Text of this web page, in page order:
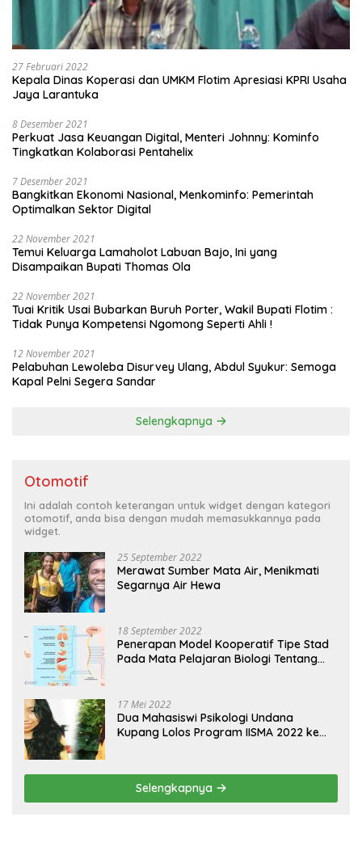
27 Februari 2022
Kepala Dinas Koperasi dan UMKM Flotim Apresiasi KPRI Usaha
Jaya Larantuka
8 Desember 2021
Perkuat Jasa Keuangan Digital, Menteri Johnny: Kominfo
Tingkatkan Kolaborasi Pentahelix
7 Desember 2021
Bangkitkan Ekonomi Nasional, Menkominfo: Pemerintah
Optimalkan Sektor Digital
22 November 2021
Temui Keluarga Lamaholot Labuan Bajo, Ini yang
Disampaikan Bupati Thomas Ola
22 November 2021
Tuai Kritik Usai Bubarkan Buruh Porter, Wakil Bupati Flotim :
Tidak Punya Kompetensi Ngomong Seperti Ahli !
12 November 2021
Pelabuhan Lewoleba Disurvey Ulang, Abdul Syukur: Semoga
Kapal Pelni Segera Sandar
Selengkapnya
Otomotif
Ini adalah contoh keterangan untuk widget dengan kategori
otomotif, anda bisa dengan mudah memasukkannya pada
widget.
25 September 2022
Merawat Sumber Mata Air, Menikmati
Segarnya Air Hewa
18 September 2022
Penerapan Model Kooperatif Tipe Stad
Pada Mata Pelajaran Biologi Tentang
17 Mei 2022
Dua Mahasiswi Psikologi Undana
Kupang Lolos Program IISMA 2022 ke
Selengkapnya